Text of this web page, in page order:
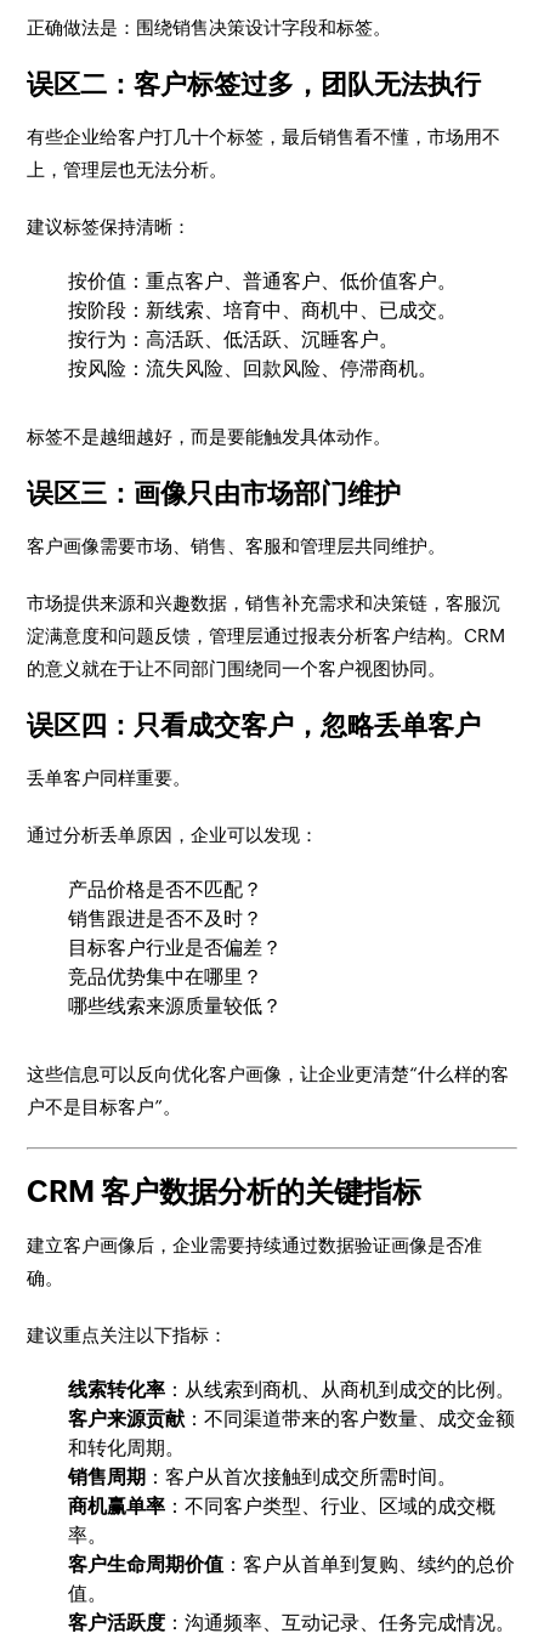
正确做法是：围绕销售决策设计字段和标签。
误区二：客户标签过多，团队无法执行
有些企业给客户打几十个标签，最后销售看不懂，市场用不
上，管理层也无法分析。
建议标签保持清晰：
按价值：重点客户、普通客户、低价值客户。
按阶段：新线索、培育中、商机中、已成交。
按行为：高活跃、低活跃、沉睡客户。
按风险：流失风险、回款风险、停滞商机。
标签不是越细越好，而是要能触发具体动作。
误区三：画像只由市场部门维护
客户画像需要市场、销售、客服和管理层共同维护。
市场提供来源和兴趣数据，销售补充需求和决策链，客服沉
淀满意度和问题反馈，管理层通过报表分析客户结构。CRM
的意义就在于让不同部门围绕同一个客户视图协同。
误区四：只看成交客户，忽略丢单客户
丢单客户同样重要。
通过分析丢单原因，企业可以发现：
产品价格是否不匹配？
销售跟进是否不及时？
目标客户行业是否偏差？
竞品优势集中在哪里？
哪些线索来源质量较低？
这些信息可以反向优化客户画像，让企业更清楚“什么样的客
户不是目标客户”。
CRM 客户数据分析的关键指标
建立客户画像后，企业需要持续通过数据验证画像是否准
确。
建议重点关注以下指标：
线索转化率 ：从线索到商机、从商机到成交的比例。
客户来源贡献 ：不同渠道带来的客户数量、成交金额
和转化周期。
销售周期 ：客户从首次接触到成交所需时间。
商机赢单率 ：不同客户类型、行业、区域的成交概
率。
客户生命周期价值 ：客户从首单到复购、续约的总价
值。
客户活跃度 ：沟通频率、互动记录、任务完成情况。